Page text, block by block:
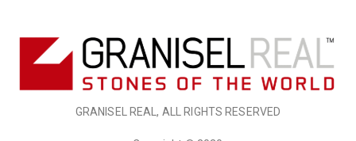
GRANISEL REAL, ALL RIGHTS RESERVED